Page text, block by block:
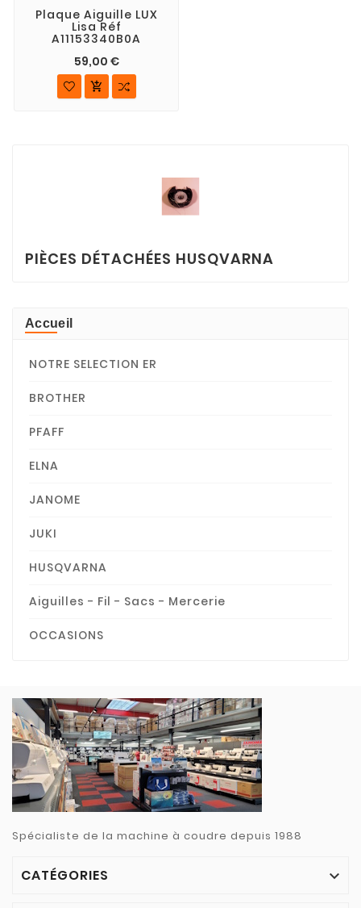
Plaque Aiguille LUX
Lisa Réf
A11153340B0A
59,00 €

PIÈCES DÉTACHÉES HUSQVARNA
Accueil
NOTRE SELECTION ER
BROTHER
PFAFF
ELNA
JANOME
JUKI
HUSQVARNA
Aiguilles - Fil - Sacs - Mercerie
OCCASIONS
Spécialiste de la machine à coudre depuis 1988
CATÉGORIES 